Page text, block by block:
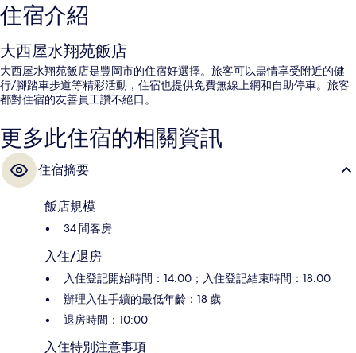
住宿介紹
大西屋水翔苑飯店
大西屋水翔苑飯店是豐岡市的住宿好選擇。旅客可以盡情享受附近的健
行/腳踏車步道等精彩活動，住宿也提供免費無線上網和自助停車。旅客
都對住宿的友善員工讚不絕口。
更多此住宿的相關資訊
住宿摘要
飯店規模
34 間客房
入住/退房
入住登記開始時間：14:00；入住登記結束時間：18:00
辦理入住手續的最低年齡：18 歲
退房時間：10:00
入住特別注意事項